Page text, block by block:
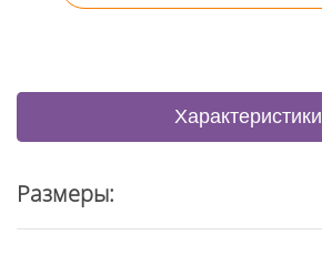
Характеристики
Отзывы
Размеры: